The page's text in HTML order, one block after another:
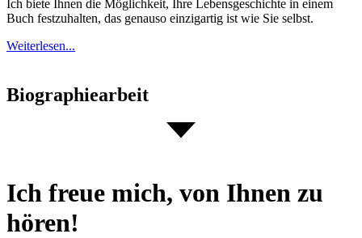
Ich biete Ihnen die Möglichkeit, Ihre Lebensgeschichte in einem
Buch festzuhalten, das genauso einzigartig ist wie Sie selbst.
Weiterlesen...
Biographiearbeit
Ich freue mich, von Ihnen zu
hören!